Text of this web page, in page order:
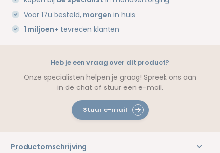
Voor 17u besteld, morgen in huis
1 miljoen+ tevreden klanten
Productomschrijving
Heb je een vraag over dit product?
Onze specialisten helpen je graag! Spreek ons aan
in de chat of stuur een e-mail.
Stuur e-mail